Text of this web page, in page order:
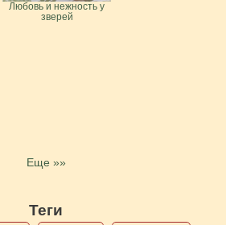
Любовь и нежность у
зверей
Еще »»
Теги